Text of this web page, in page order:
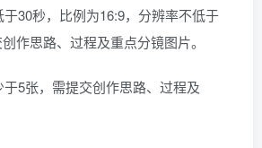
30秒，比例为16:9，分辨率不低于
作思路、过程及重点分镜图片。
5张，需提交创作思路、过程及